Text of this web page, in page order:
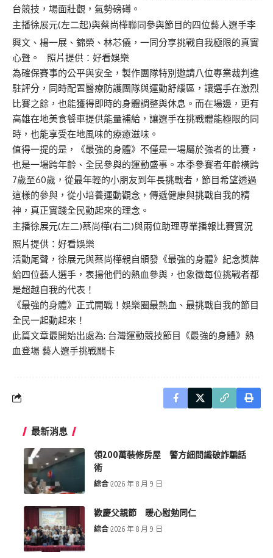
台競技，場面壯觀，氣勢磅礡。
主播徐展元(左二起)與蔡尚樺聯同參與節目的四位藝人選手李
興文、楊一展、錦榮、林芯儀，一同分享挑戰自我極限的真實
心聲。 照片提供：好看娛樂
為確保賽事的公平與安全，製作團隊特別邀請八位專業裁判進
駐評分，同時配置醫療防護團隊與運動舒緩區，讓選手在激烈
比賽之餘，也能獲得即時的身體調整與休息。而在場邊，更有
高雄在地美食餐車提供能量補給，讓選手在挑戰體能極限的同
時，也能享受在地風味的療癒滋味。
值得一提的是，《最強的身體》不僅是一場屬於強者的比賽，
也是一場跨年齡、全民參與的運動盛事。本季參賽者年齡橫跨
7歲至60歲，從最年輕的小朋友到年長挑戰者，節目希望透過
這樣的參與，從小培養運動觀念，傳遞健康與挑戰自我的精
神，真正實踐全民動起來的理念。
主播徐展元(左二)蔡尚樺(右二)與兩位助理專業播報比賽實況
照片提供：好看娛樂
活動尾聲，徐展元與蔡尚樺親自頒發《最強的身體》紀念獎牌
給四位藝人選手，表揚他們的熱血參與，也象徵每位挑戰者都
是超越自我的代表！
《最強的身體》正式開戰！娛樂圈最熱血、最挑戰自我的節目
全民一起動起來！
此篇文章最開始出處為: 台灣運動競技節目《最強的身體》熱
血登場 藝人選手挑戰關卡
最新消息
領200萬裝修房屋 警方細問識破詐騙話
術
綜合 2026 年 8 月 9 日
歡慶父親節 暖心慰勉同仁
綜合 2026 年 8 月 9 日